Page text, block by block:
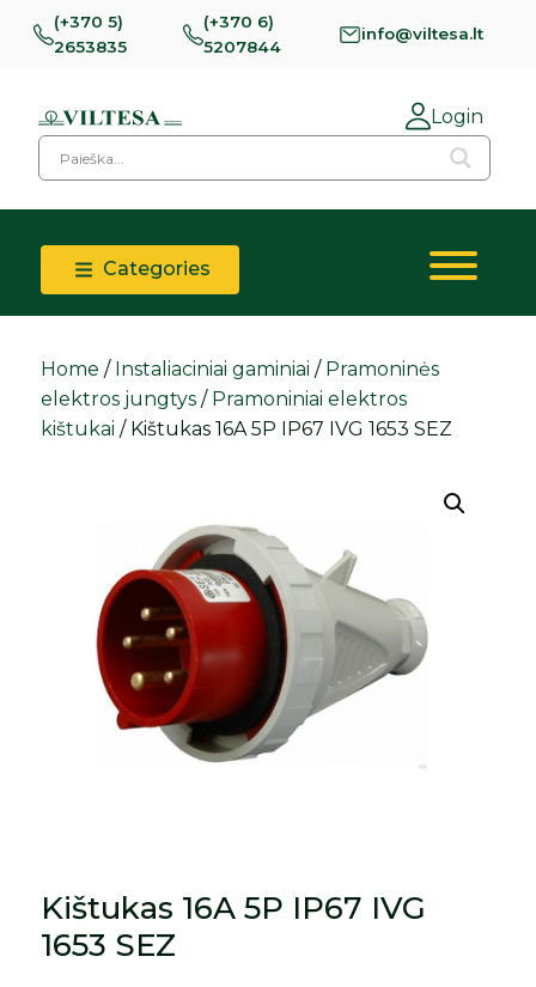
(+370 5)
2653835
(+370 6)
5207844
info@viltesa.lt
Login
Categories
Home / Instaliaciniai gaminiai / Pramoninės
elektros jungtys / Pramoniniai elektros
kištukai / Kištukas 16A 5P IP67 IVG 1653 SEZ
Kištukas 16A 5P IP67 IVG
1653 SEZ